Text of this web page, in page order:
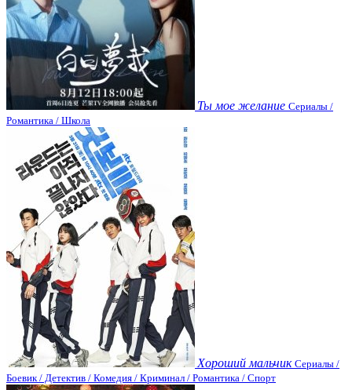
Ты мое желание Сериалы /
Романтика / Школа
Хороший мальчик Сериалы /
Боевик / Детектив / Комедия / Криминал / Романтика / Спорт